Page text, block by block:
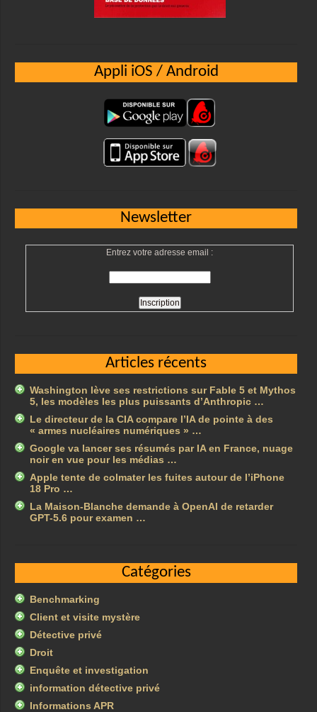
Appli iOS / Android
Newsletter
Entrez votre adresse email :
Articles récents
Washington lève ses restrictions sur Fable 5 et Mythos
5, les modèles les plus puissants d’Anthropic …
Le directeur de la CIA compare l’IA de pointe à des
« armes nucléaires numériques » …
Google va lancer ses résumés par IA en France, nuage
noir en vue pour les médias …
Apple tente de colmater les fuites autour de l’iPhone
18 Pro …
La Maison-Blanche demande à OpenAI de retarder
GPT-5.6 pour examen …
Catégories
Benchmarking
Client et visite mystère
Détective privé
Droit
Enquête et investigation
information détective privé
Informations APR